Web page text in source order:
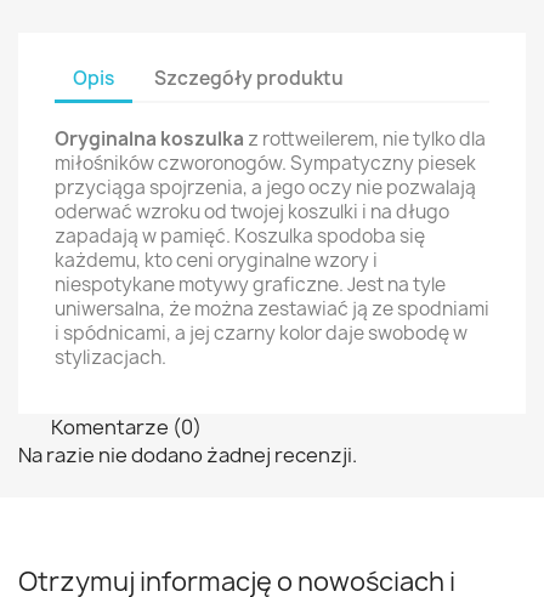
Opis Szczegóły produktu
Oryginalna koszulka z rottweilerem, nie tylko dla
miłośników czworonogów. Sympatyczny piesek
przyciąga spojrzenia, a jego oczy nie pozwalają
oderwać wzroku od twojej koszulki i na długo
zapadają w pamięć. Koszulka spodoba się
każdemu, kto ceni oryginalne wzory i
niespotykane motywy graficzne. Jest na tyle
uniwersalna, że można zestawiać ją ze spodniami
i spódnicami, a jej czarny kolor daje swobodę w
stylizacjach.
Komentarze (0)
Na razie nie dodano żadnej recenzji.
Otrzymuj informację o nowościach i